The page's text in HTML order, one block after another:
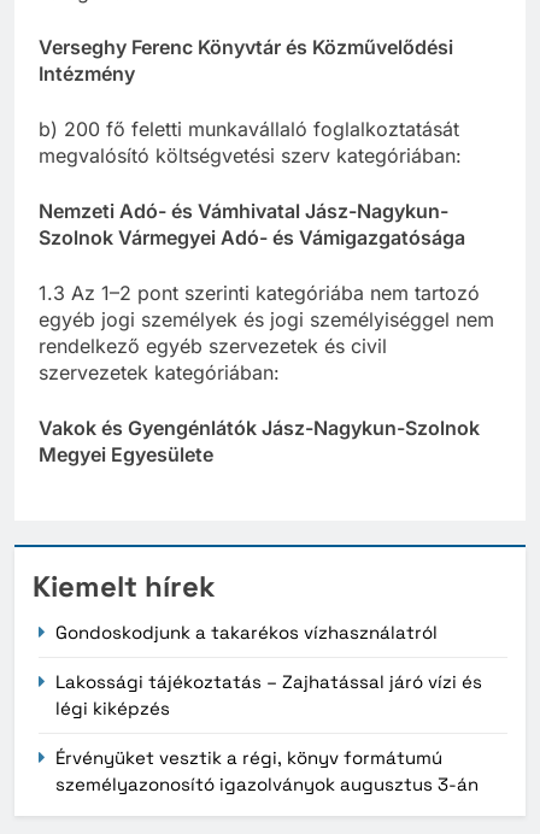
Verseghy Ferenc Könyvtár és Közművelődési
Intézmény
b) 200 fő feletti munkavállaló foglalkoztatását
megvalósító költségvetési szerv kategóriában:
Nemzeti Adó- és Vámhivatal Jász-Nagykun-
Szolnok Vármegyei Adó- és Vámigazgatósága
1.3 Az 1–2 pont szerinti kategóriába nem tartozó
egyéb jogi személyek és jogi személyiséggel nem
rendelkező egyéb szervezetek és civil
szervezetek kategóriában:
Vakok és Gyengénlátók Jász-Nagykun-Szolnok
Megyei Egyesülete
Kiemelt hírek
Gondoskodjunk a takarékos vízhasználatról
Lakossági tájékoztatás – Zajhatással járó vízi és
légi kiképzés
Érvényüket vesztik a régi, könyv formátumú
személyazonosító igazolványok augusztus 3-án